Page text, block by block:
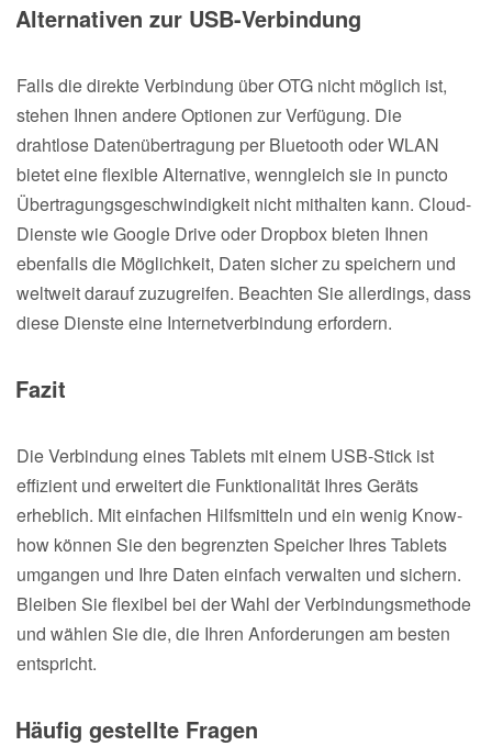
Alternativen zur USB-Verbindung
Falls die direkte Verbindung über OTG nicht möglich ist,
stehen Ihnen andere Optionen zur Verfügung. Die
drahtlose Datenübertragung per Bluetooth oder WLAN
bietet eine flexible Alternative, wenngleich sie in puncto
Übertragungsgeschwindigkeit nicht mithalten kann. Cloud-
Dienste wie Google Drive oder Dropbox bieten Ihnen
ebenfalls die Möglichkeit, Daten sicher zu speichern und
weltweit darauf zuzugreifen. Beachten Sie allerdings, dass
diese Dienste eine Internetverbindung erfordern.
Fazit
Die Verbindung eines Tablets mit einem USB-Stick ist
effizient und erweitert die Funktionalität Ihres Geräts
erheblich. Mit einfachen Hilfsmitteln und ein wenig Know-
how können Sie den begrenzten Speicher Ihres Tablets
umgangen und Ihre Daten einfach verwalten und sichern.
Bleiben Sie flexibel bei der Wahl der Verbindungsmethode
und wählen Sie die, die Ihren Anforderungen am besten
entspricht.
Häufig gestellte Fragen